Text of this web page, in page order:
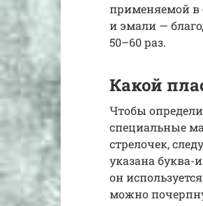
применяемой в
и эмали —
50–60 раз.
Какой
Чтобы
специальные
стрелочек,
указана буква-
он
можно